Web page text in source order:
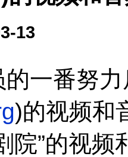
13
一番努
)的视频和
院”的视频